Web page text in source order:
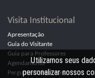
Visita Institucional
Apresentação
Guia do Visitante
Guia para Professores
Agendamento
Perguntas Frequentes
Utilizamos seus
personalizar nossos